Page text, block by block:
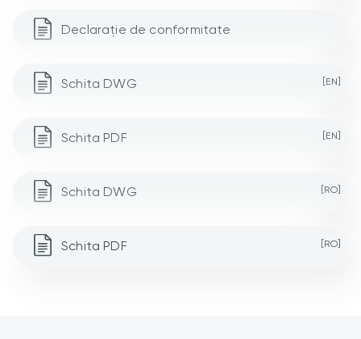
Declarație de conformitate
Schita DWG [EN]
Schita PDF [EN]
Schita DWG [RO]
Schita PDF [RO]